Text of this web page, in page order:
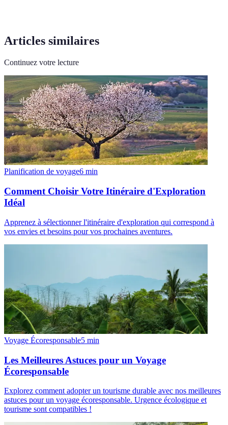
Articles similaires
Continuez votre lecture
Planification de voyage6 min
Comment Choisir Votre Itinéraire d'Exploration
Idéal
Apprenez à sélectionner l'itinéraire d'exploration qui correspond à
vos envies et besoins pour vos prochaines aventures.
Voyage Écoresponsable5 min
Les Meilleures Astuces pour un Voyage
Écoresponsable
Explorez comment adopter un tourisme durable avec nos meilleures
astuces pour un voyage écoresponsable. Urgence écologique et
tourisme sont compatibles !